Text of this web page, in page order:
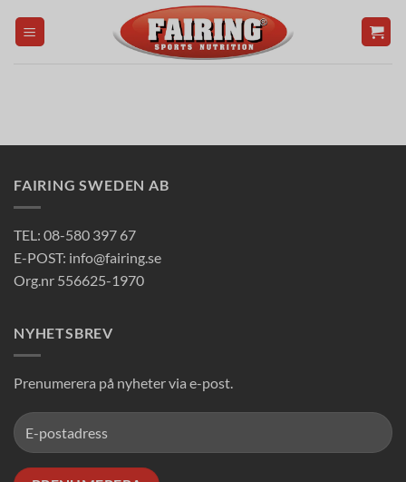
FAIRING SWEDEN AB
TEL: 08-580 397 67
E-POST: info@fairing.se
Org.nr 556625-1970
NYHETSBREV
Prenumerera på nyheter via e-post.